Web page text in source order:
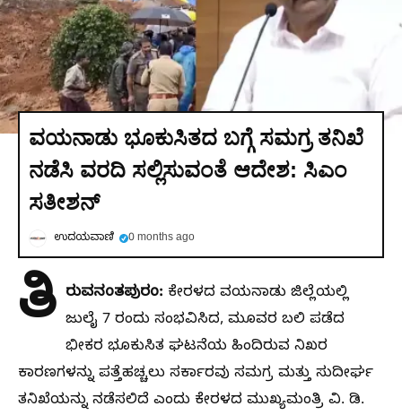
ವಯನಾಡು ಭೂಕುಸಿತದ ಬಗ್ಗೆ ಸಮಗ್ರ ತನಿಖೆ
ನಡೆಸಿ ವರದಿ ಸಲ್ಲಿಸುವಂತೆ ಆದೇಶ: ಸಿಎಂ
ಸತೀಶನ್
ಉದಯವಾಣಿ 0 months ago
ತಿ ರುವನಂತಪುರಂ: ಕೇರಳದ ವಯನಾಡು ಜಿಲ್ಲೆಯಲ್ಲಿ
ಜುಲೈ 7 ರಂದು ಸಂಭವಿಸಿದ, ಮೂವರ ಬಲಿ ಪಡೆದ
ಭೀಕರ ಭೂಕುಸಿತ ಘಟನೆಯ ಹಿಂದಿರುವ ನಿಖರ
ಕಾರಣಗಳನ್ನು ಪತ್ತೆಹಚ್ಚಲು ಸರ್ಕಾರವು ಸಮಗ್ರ ಮತ್ತು ಸುದೀರ್ಘ
ತನಿಖೆಯನ್ನು ನಡೆಸಲಿದೆ ಎಂದು ಕೇರಳದ ಮುಖ್ಯಮಂತ್ರಿ ವಿ. ಡಿ.